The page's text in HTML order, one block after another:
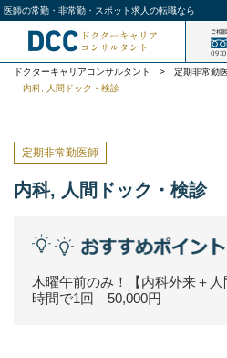
医師の常勤・非常勤・スポット求人の転職なら
ドクターキャリアコンサルタント > 定期非常勤
内科, 人間ドック・検診
定期非常勤医師
内科, 人間ドック・検診
木曜午前のみ！【内科外来＋
時間で1回 50,000円